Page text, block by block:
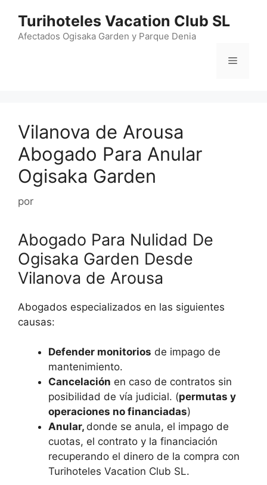
contenido
Turihoteles Vacation Club SL
Afectados Ogisaka Garden y Parque Denia
Menú
Vilanova de Arousa
Abogado Para Anular
Ogisaka Garden
por
Abogado Para Nulidad De
Ogisaka Garden Desde
Vilanova de Arousa
Abogados especializados en las siguientes
causas:
Defender monitorios de impago de
mantenimiento.
Cancelación en caso de contratos sin
posibilidad de vía judicial. (permutas y
operaciones no financiadas)
Anular, donde se anula, el impago de
cuotas, el contrato y la financiación
recuperando el dinero de la compra con
Turihoteles Vacation Club SL.